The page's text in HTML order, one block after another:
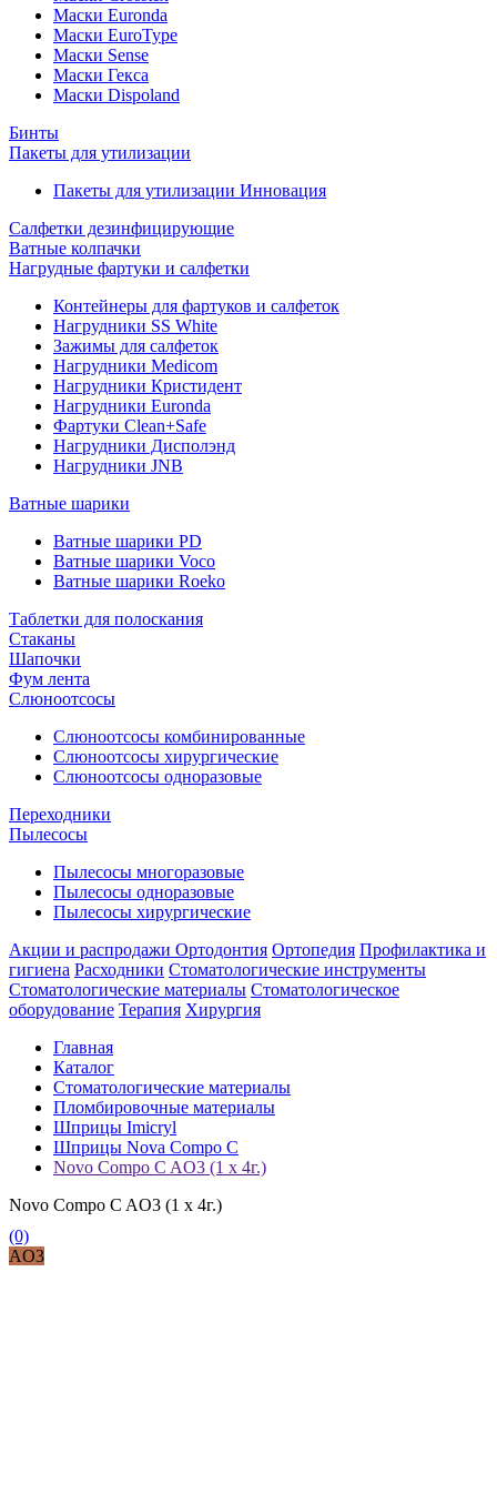
Маски Euronda
Маски EuroType
Маски Sense
Маски Гекса
Маски Dispoland
Бинты
Пакеты для утилизации
Пакеты для утилизации Инновация
Салфетки дезинфицирующие
Ватные колпачки
Нагрудные фартуки и салфетки
Контейнеры для фартуков и салфеток
Нагрудники SS White
Зажимы для салфеток
Нагрудники Medicom
Нагрудники Кристидент
Нагрудники Euronda
Фартуки Clean+Safe
Нагрудники Дисполэнд
Нагрудники JNB
Ватные шарики
Ватные шарики PD
Ватные шарики Voco
Ватные шарики Roeko
Таблетки для полоскания
Стаканы
Шапочки
Фум лента
Слюноотсосы
Слюноотсосы комбинированные
Слюноотсосы хирургические
Слюноотсосы одноразовые
Переходники
Пылесосы
Пылесосы многоразовые
Пылесосы одноразовые
Пылесосы хирургические
Акции и распродажи Ортодонтия Ортопедия Профилактика и
гигиена Расходники Стоматологические инструменты
Стоматологические материалы Стоматологическое
оборудование Терапия Хирургия
Главная
Каталог
Стоматологические материалы
Пломбировочные материалы
Шприцы Imicryl
Шприцы Nova Compo C
Novo Compo C AО3 (1 x 4г.)
Novo Compo C AО3 (1 x 4г.)
(0)
AО3